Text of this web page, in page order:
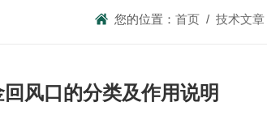
您的位置： 首页 / 技术文章
风口的分类及作用说明